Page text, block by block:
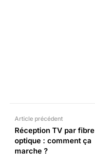
Article précédent
Réception TV par fibre
optique : comment ça
marche ?